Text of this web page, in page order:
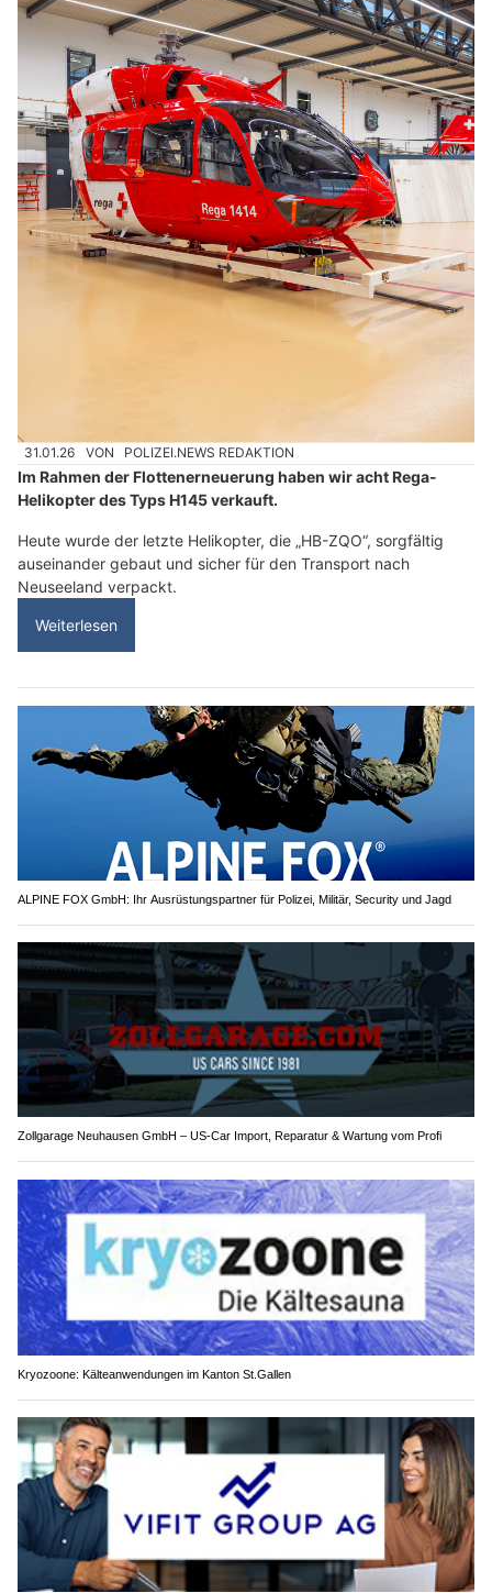
31.01.26 VON POLIZEI.NEWS REDAKTION
Im Rahmen der Flottenerneuerung haben wir acht Rega-
Helikopter des Typs H145 verkauft.
Heute wurde der letzte Helikopter, die „HB-ZQO“, sorgfältig
auseinander gebaut und sicher für den Transport nach
Neuseeland verpackt.
Weiterlesen
ALPINE FOX GmbH: Ihr Ausrüstungspartner für Polizei, Militär, Security und Jagd
Zollgarage Neuhausen GmbH – US-Car Import, Reparatur & Wartung vom Profi
Kryozoone: Kälteanwendungen im Kanton St.Gallen